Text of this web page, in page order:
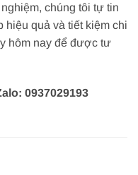
chúng tôi tự tin
hiệu quả và tiết kiệm chi
hôm nay để được tư
0937029193